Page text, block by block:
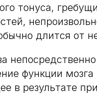
тонуса,
длится от
функции мозга
в результате